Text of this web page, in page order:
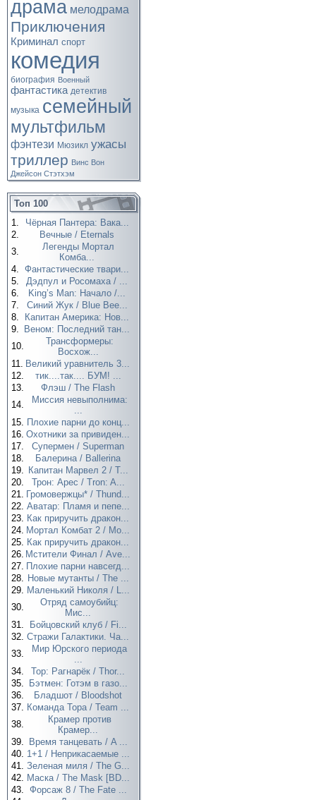
драма мелодрама
Приключения
Криминал спорт
комедия
биография Военный
фантастика детектив
музыка семейный
мультфильм
фэнтези Мюзикл ужасы
триллер Винс Вон
Джейсон Стэтхэм
Топ 100
1.
Чёрная Пантера: Вака...
2.
Вечные / Eternals
3.
Легенды Мортал
Комба...
4. Фантастические твари...
5.
Дэдпул и Росомаха / ...
6.
King’s Man: Начало /...
7.
Синий Жук / Blue Bee...
8.
Капитан Америка: Нов...
9.
Веном: Последний тан...
10.
Трансформеры:
Восхож...
11. Великий уравнитель 3...
12.
тик....так.... БУМ! ...
13.
Флэш / The Flash
14.
Миссия невыполнима:
...
15. Плохие парни до конц...
16. Охотники за привиден...
17.
Супермен / Superman
18.
Балерина / Ballerina
19. Капитан Марвел 2 / T...
20.
Трон: Арес / Tron: A...
21. Громовержцы* / Thund...
22. Аватар: Пламя и пепе...
23. Как приручить дракон...
24. Мортал Комбат 2 / Mo...
25. Как приручить дракон...
26. Мстители Финал / Ave...
27. Плохие парни навсегд...
28. Новые мутанты / The ...
29. Маленький Николя / L...
30.
Отряд самоубийц:
Мис...
31.
Бойцовский клуб / Fi...
32. Стражи Галактики. Ча...
33.
Мир Юрского периода
...
34.
Тор: Рагнарёк / Thor...
35.
Бэтмен: Готэм в газо...
36.
Бладшот / Bloodshot
37. Команда Тора / Team ...
38.
Крамер против
Крамер...
39.
Время танцевать / A ...
40. 1+1 / Неприкасаемые ...
41. Зеленая миля / The G...
42. Маска / The Mask [BD...
43. Форсаж 8 / The Fate ...